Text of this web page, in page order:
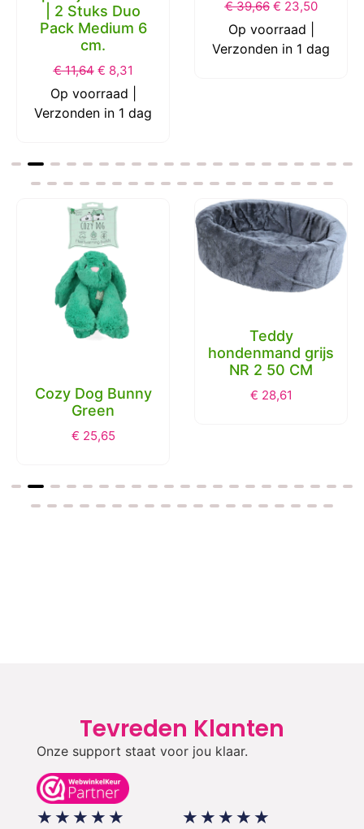
| 2 Stuks Duo
Pack Medium 6
cm.
€11,64 € 8,31
Op voorraad |
Verzonden in 1 dag
€39,66 € 23,50
Op voorraad |
Verzonden in 1 dag
Cozy Dog Bunny
Green
€ 25,65
Teddy
hondenmand grijs
NR 2 50 CM
€ 28,61
Tevreden Klanten
Onze support staat voor jou klaar.
★ ★ ★ ★ ★ ★ ★ ★ ★ ★